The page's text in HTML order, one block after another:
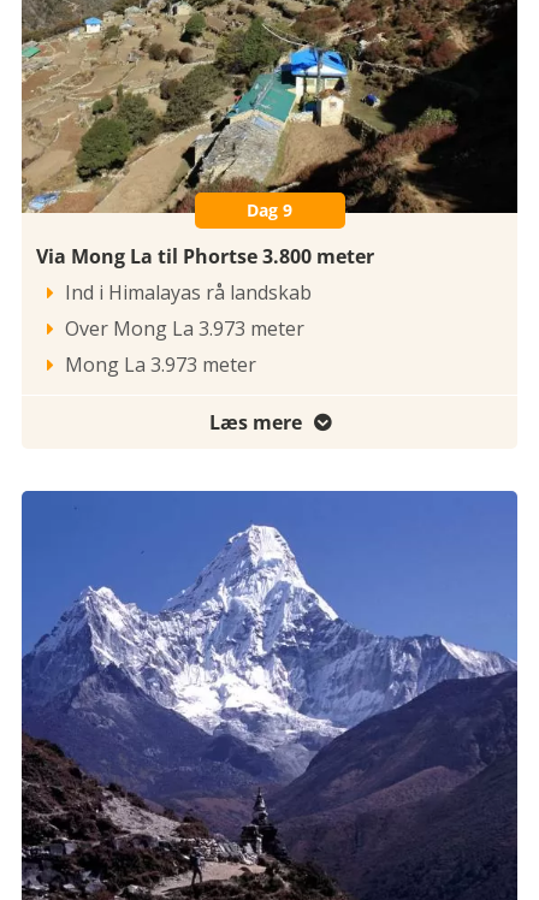
Dag 9
Via Mong La til Phortse 3.800 meter
 Ind i Himalayas rå landskab
 Over Mong La 3.973 meter
 Mong La 3.973 meter
Læs mere 